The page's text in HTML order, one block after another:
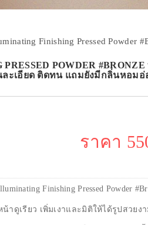
Finishing Pressed Powder
POWDER
ละเอียด ติดทน แถมยังมีกลิ่นหอม
ราคา
Finishing Pressed Powder
าดูเรียว เพิ่มเงาและมิติให้ได้รูปสวยง